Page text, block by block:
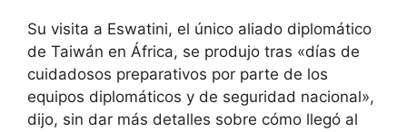
Su visita a Eswatini, el único aliado diplomático
de Taiwán en África, se produjo tras «días de
cuidadosos preparativos por parte de los
equipos diplomáticos y de seguridad nacional»,
dijo, sin dar más detalles sobre cómo llegó al